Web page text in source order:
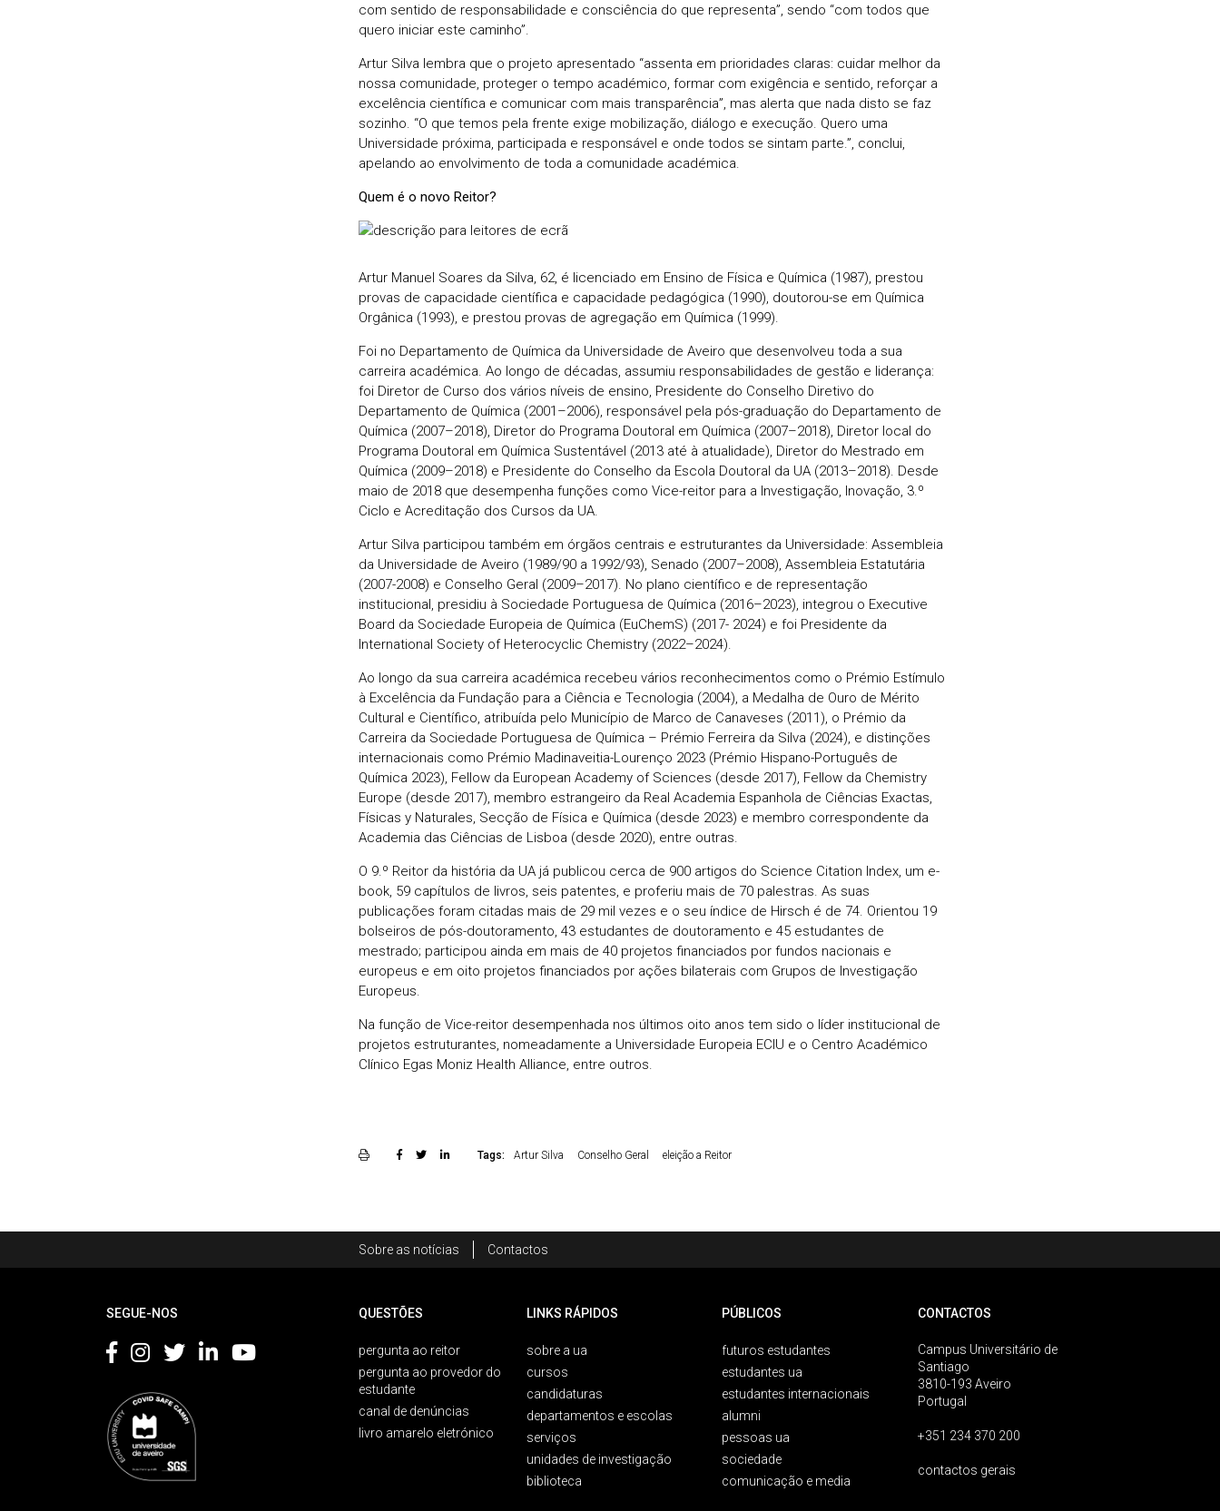
com sentido de responsabilidade e consciência do que representa”, sendo “com todos que
quero iniciar este caminho”.
Artur Silva lembra que o projeto apresentado “assenta em prioridades claras: cuidar melhor da
nossa comunidade, proteger o tempo académico, formar com exigência e sentido, reforçar a
excelência científica e comunicar com mais transparência”, mas alerta que nada disto se faz
sozinho. “O que temos pela frente exige mobilização, diálogo e execução. Quero uma
Universidade próxima, participada e responsável e onde todos se sintam parte.”, conclui,
apelando ao envolvimento de toda a comunidade académica.
Quem é o novo Reitor?
Artur Manuel Soares da Silva, 62, é licenciado em Ensino de Física e Química (1987), prestou
provas de capacidade científica e capacidade pedagógica (1990), doutorou-se em Química
Orgânica (1993), e prestou provas de agregação em Química (1999).
Foi no Departamento de Química da Universidade de Aveiro que desenvolveu toda a sua
carreira académica. Ao longo de décadas, assumiu responsabilidades de gestão e liderança:
foi Diretor de Curso dos vários níveis de ensino, Presidente do Conselho Diretivo do
Departamento de Química (2001–2006), responsável pela pós-graduação do Departamento de
Química (2007–2018), Diretor do Programa Doutoral em Química (2007–2018), Diretor local do
Programa Doutoral em Química Sustentável (2013 até à atualidade), Diretor do Mestrado em
Química (2009–2018) e Presidente do Conselho da Escola Doutoral da UA (2013–2018). Desde
maio de 2018 que desempenha funções como Vice-reitor para a Investigação, Inovação, 3.º
Ciclo e Acreditação dos Cursos da UA.
Artur Silva participou também em órgãos centrais e estruturantes da Universidade: Assembleia
da Universidade de Aveiro (1989/90 a 1992/93), Senado (2007–2008), Assembleia Estatutária
(2007-2008) e Conselho Geral (2009–2017). No plano científico e de representação
institucional, presidiu à Sociedade Portuguesa de Química (2016–2023), integrou o Executive
Board da Sociedade Europeia de Química (EuChemS) (2017- 2024) e foi Presidente da
International Society of Heterocyclic Chemistry (2022–2024).
Ao longo da sua carreira académica recebeu vários reconhecimentos como o Prémio Estímulo
à Excelência da Fundação para a Ciência e Tecnologia (2004), a Medalha de Ouro de Mérito
Cultural e Científico, atribuída pelo Município de Marco de Canaveses (2011), o Prémio da
Carreira da Sociedade Portuguesa de Química – Prémio Ferreira da Silva (2024), e distinções
internacionais como Prémio Madinaveitia-Lourenço 2023 (Prémio Hispano-Português de
Química 2023), Fellow da European Academy of Sciences (desde 2017), Fellow da Chemistry
Europe (desde 2017), membro estrangeiro da Real Academia Espanhola de Ciências Exactas,
Físicas y Naturales, Secção de Física e Química (desde 2023) e membro correspondente da
Academia das Ciências de Lisboa (desde 2020), entre outras.
O 9.º Reitor da história da UA já publicou cerca de 900 artigos do Science Citation Index, um e-
book, 59 capítulos de livros, seis patentes, e proferiu mais de 70 palestras. As suas
publicações foram citadas mais de 29 mil vezes e o seu índice de Hirsch é de 74. Orientou 19
bolseiros de pós-doutoramento, 43 estudantes de doutoramento e 45 estudantes de
mestrado; participou ainda em mais de 40 projetos financiados por fundos nacionais e
europeus e em oito projetos financiados por ações bilaterais com Grupos de Investigação
Europeus.
Na função de Vice-reitor desempenhada nos últimos oito anos tem sido o líder institucional de
projetos estruturantes, nomeadamente a Universidade Europeia ECIU e o Centro Académico
Clínico Egas Moniz Health Alliance, entre outros.
Tags: Artur Silva Conselho Geral eleição a Reitor
Sobre as notícias Contactos
SEGUE-NOS QUESTÕES
pergunta ao reitor
pergunta ao provedor do
estudante
canal de denúncias
livro amarelo eletrónico
LINKS RÁPIDOS
sobre a ua
cursos
candidaturas
departamentos e escolas
serviços
unidades de investigação
biblioteca
PÚBLICOS
futuros estudantes
estudantes ua
estudantes internacionais
alumni
pessoas ua
sociedade
comunicação e media
CONTACTOS
Campus Universitário de
Santiago
3810-193 Aveiro
Portugal
+351 234 370 200
contactos gerais